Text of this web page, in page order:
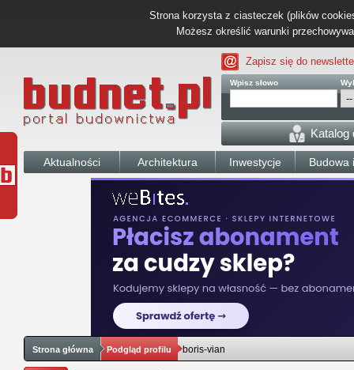
Strona korzysta z ciasteczek (plików
Możesz określić warunki
Zapisz się do
Wpisz słowo
Katalog
Aktualności Architektura Inwestycje Budowa
Strona główna Podgląd profilu boris-vian